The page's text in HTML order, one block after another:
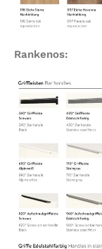
Rankenos: